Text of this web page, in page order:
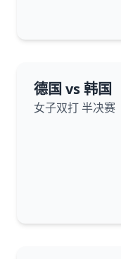
德国 vs 韩国
女子双打 半决赛